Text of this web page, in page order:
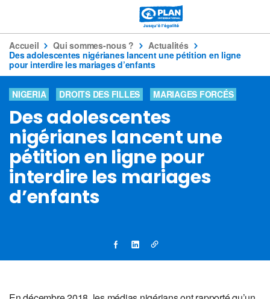
Accueil Qui sommes-nous ?
Actualités
Des adolescentes nigérianes lancent une pétition en ligne
pour interdire les mariages d’enfants
NIGERIA DROITS DES FILLES MARIAGES FORCÉS
Des adolescentes
nigérianes lancent une
pétition en ligne pour
interdire les mariages
d’enfants